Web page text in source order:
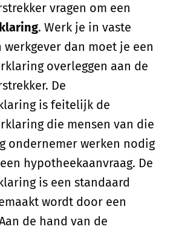
vragen om een
. Werk je in vaste
dan moet je een
overleggen aan de
De
is feitelijk de
die mensen van die
ondernemer werken nodig
hypotheekaanvraag. De
is een standaard
wordt door een
de hand van de